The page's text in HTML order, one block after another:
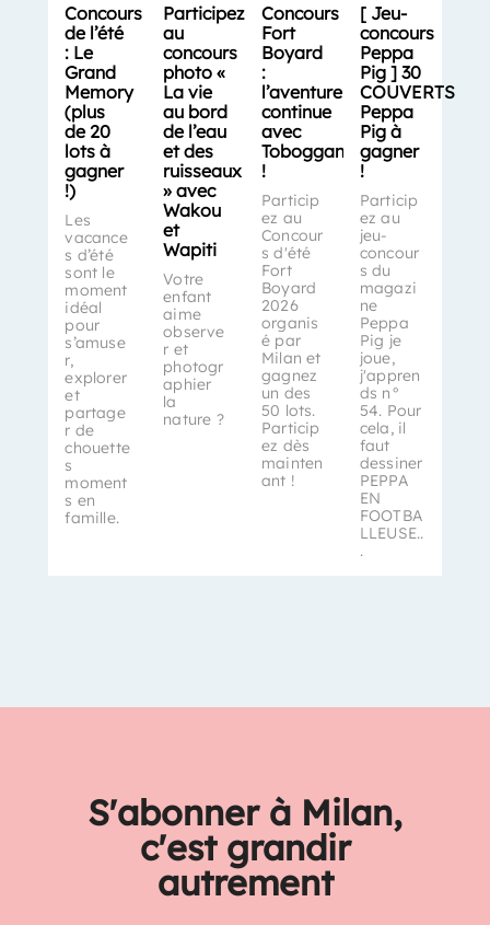
Concours
de l’été
: Le
Grand
Memory
(plus
de 20
lots à
gagner
!)
Les
vacance
s d’été
sont le
moment
idéal
pour
s’amuse
r,
explorer
et
partage
r de
chouette
s
moment
s en
famille.
Participez
au
concours
photo «
La vie
au bord
de l’eau
et des
ruisseaux
» avec
Wakou
et
Wapiti
Votre
enfant
aime
observe
r et
photogr
aphier
la
nature ?
Concours
Fort
Boyard
:
l’aventure
continue
avec
Toboggan
!
Particip
ez au
Concour
s d'été
Fort
Boyard
2026
organis
é par
Milan et
gagnez
un des
50 lots.
Particip
ez dès
mainten
ant !
[ Jeu-
concours
Peppa
Pig ] 30
COUVERTS
Peppa
Pig à
gagner
!
Particip
ez au
jeu-
concour
s du
magazi
ne
Peppa
Pig je
joue,
j'appren
ds n°
54. Pour
cela, il
faut
dessiner
PEPPA
EN
FOOTBA
LLEUSE..
.
S'abonner à Milan,
c'est grandir
autrement